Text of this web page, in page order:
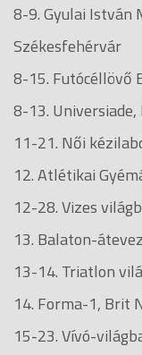
8-9. Gyulai István
Székesfehérvár
8-15. Futócéllövő
8-13.
11-21. Női
12. Atlétikai
12-28. Vizes
13. Balaton-
13-14. Triatlon
14. Forma-1, Brit
15-23. Vívó-